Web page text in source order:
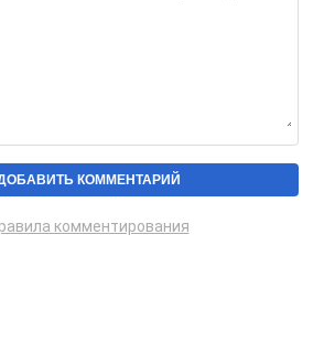
комментирования